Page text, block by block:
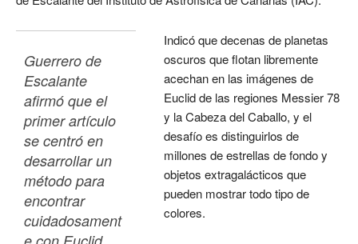
Guerrero de
Escalante
afirmó que el
primer artículo
se centró en
desarrollar un
método para
encontrar
cuidadosament
Indicó que decenas de planetas
oscuros que flotan libremente
acechan en las imágenes de
Euclid de las regiones Messier 78
y la Cabeza del Caballo, y el
desafío es distinguirlos de
millones de estrellas de fondo y
objetos extragalácticos que
pueden mostrar todo tipo de
colores.